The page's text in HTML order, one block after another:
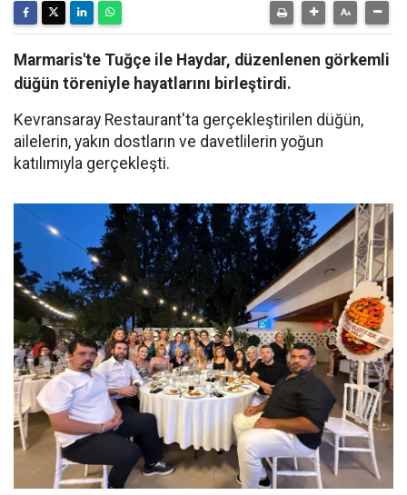
Marmaris'te Tuğçe ile Haydar, düzenlenen görkemli
düğün töreniyle hayatlarını birleştirdi.
Kevransaray Restaurant'ta gerçekleştirilen düğün,
ailelerin, yakın dostların ve davetlilerin yoğun
katılımıyla gerçekleşti.